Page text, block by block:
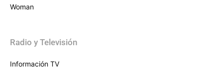
Woman
Radio y Televisión
Información TV